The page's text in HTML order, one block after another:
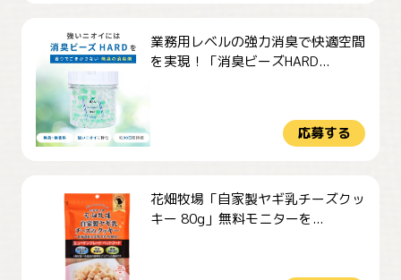
業務用レベルの強力消臭で快適空間
を実現！「消臭ビーズHARD...
応募する
花畑牧場「自家製ヤギ乳チーズクッ
キー 80g」無料モニターを...